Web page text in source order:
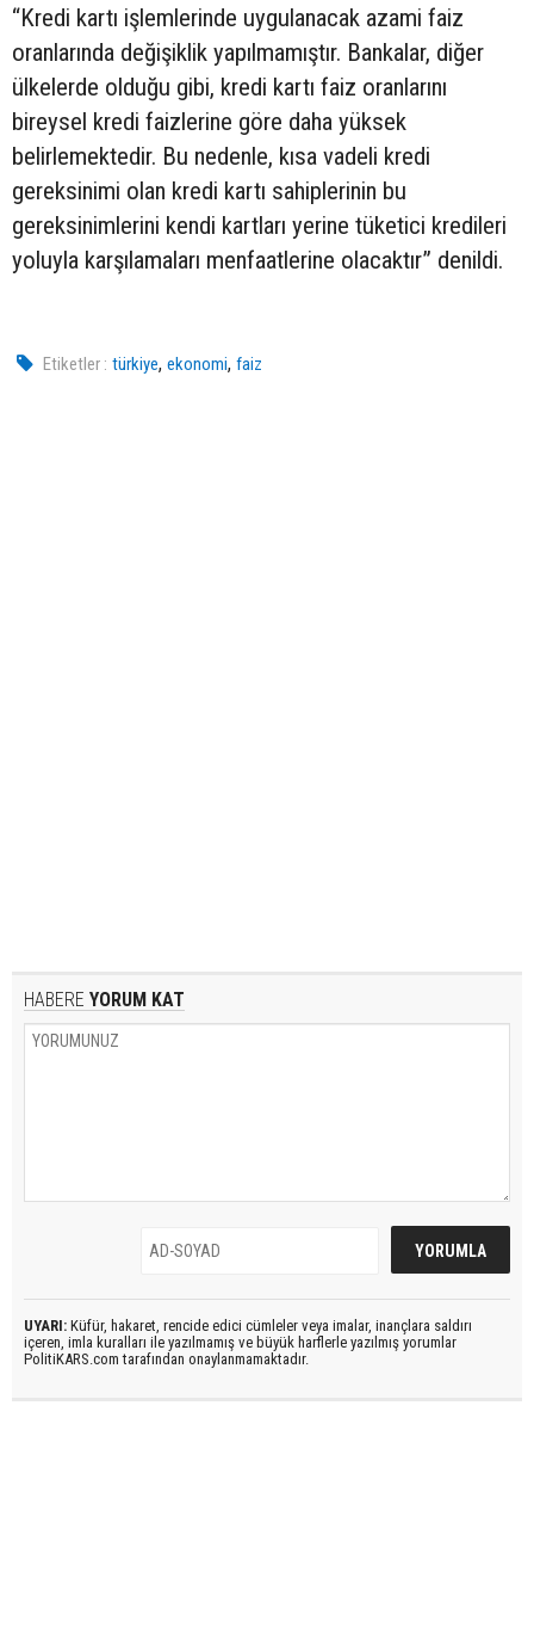
“Kredi kartı işlemlerinde uygulanacak azami faiz
oranlarında değişiklik yapılmamıştır. Bankalar, diğer
ülkelerde olduğu gibi, kredi kartı faiz oranlarını
bireysel kredi faizlerine göre daha yüksek
belirlemektedir. Bu nedenle, kısa vadeli kredi
gereksinimi olan kredi kartı sahiplerinin bu
gereksinimlerini kendi kartları yerine tüketici kredileri
yoluyla karşılamaları menfaatlerine olacaktır” denildi.
Etiketler : türkiye,ekonomi,faiz
HABERE YORUM KAT
UYARI: Küfür, hakaret, rencide edici cümleler veya imalar, inançlara saldırı
içeren, imla kuralları ile yazılmamış ve büyük harflerle yazılmış yorumlar
PolitiKARS.com tarafından onaylanmamaktadır.